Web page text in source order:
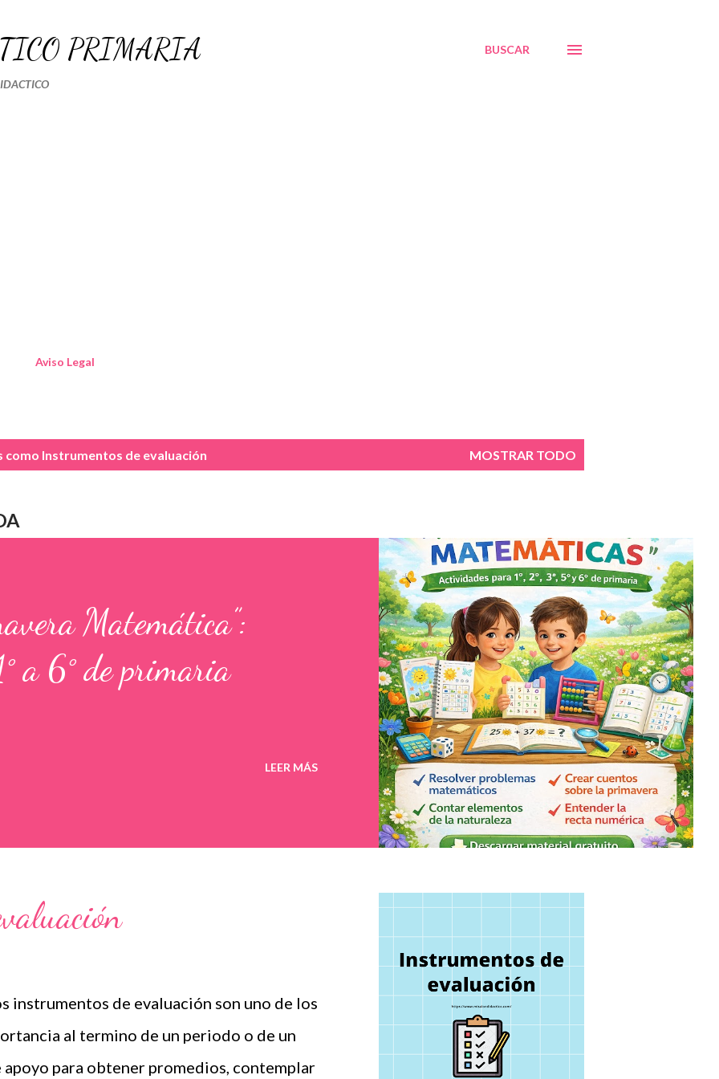
PRIMARIA BUSCAR
Aviso Legal
como Instrumentos de evaluación MOSTRAR TODO
Matemática”:
a 6° de primaria
LEER MÁS
instrumentos de evaluación son uno de los
al termino de un periodo o de un
para obtener promedios, contemplar